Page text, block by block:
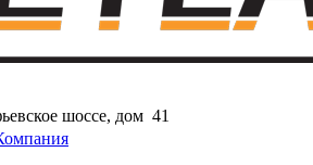
шоссе, дом 41